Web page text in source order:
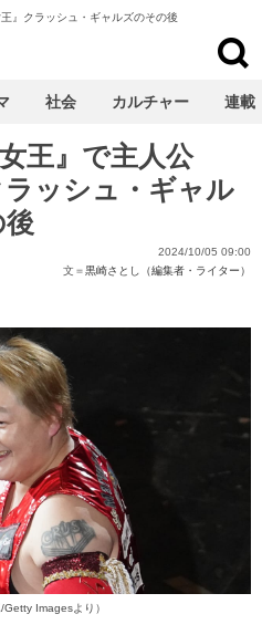
王』クラッシュ・ギャルズのその後
王』で主人公
ッシュ・ギャル
後
2024/10/05 09:00
文＝黒崎さとし（編集者・ライター）
Imagesより）
社会 カルチャー 連載